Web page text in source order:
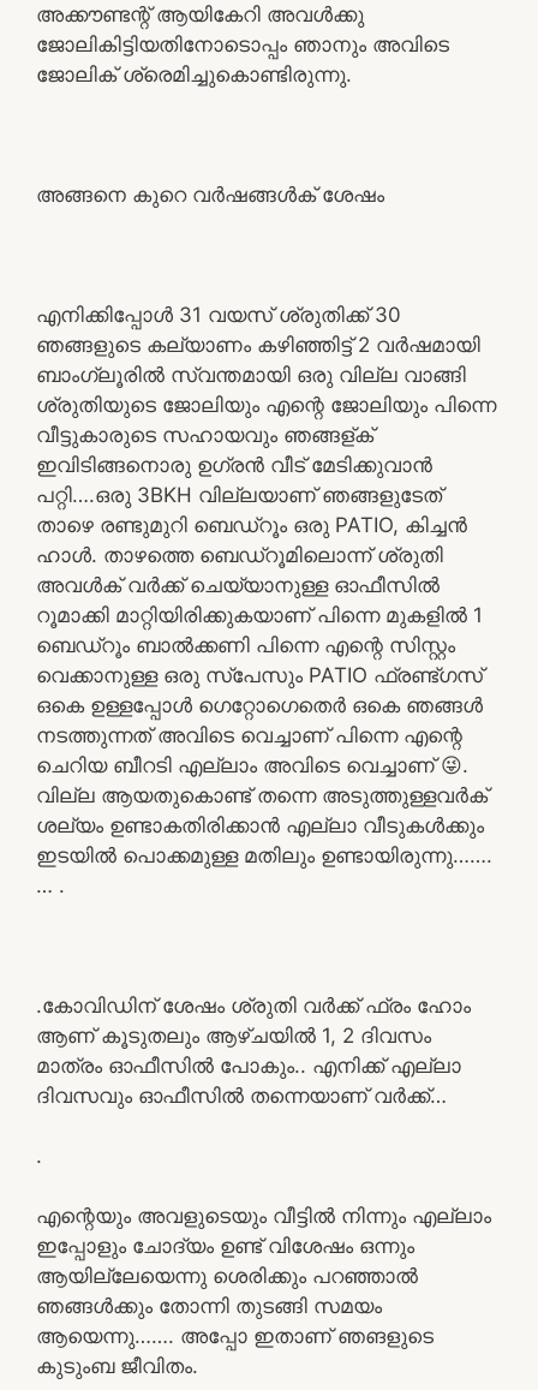
അക്കൗണ്ടന്റ് ആയികേറി അവൾക്കു
ജോലികിട്ടിയതിനോടൊപ്പം ഞാനും അവിടെ
ജോലിക് ശ്രെമിച്ചുകൊണ്ടിരുന്നു.
അങ്ങനെ കുറെ വർഷങ്ങൾക് ശേഷം
എനിക്കിപ്പോൾ 31 വയസ് ശ്രുതിക്ക് 30
ഞങ്ങളുടെ കല്യാണം കഴിഞ്ഞിട്ട് 2 വർഷമായി
ബാംഗ്ലൂരിൽ സ്വന്തമായി ഒരു വില്ല വാങ്ങി
ശ്രുതിയുടെ ജോലിയും എന്റെ ജോലിയും പിന്നെ
വീട്ടുകാരുടെ സഹായവും ഞങ്ങള്ക്
ഇവിടിങ്ങനൊരു ഉഗ്രൻ വീട് മേടിക്കുവാൻ
പറ്റി….ഒരു 3BKH വില്ലയാണ് ഞങ്ങളുടേത്
താഴെ രണ്ടുമുറി ബെഡ്‌റൂം ഒരു PATIO, കിച്ചൻ
ഹാൾ. താഴത്തെ ബെഡ്‌റൂമിലൊന്ന് ശ്രുതി
അവൾക് വർക്ക് ചെയ്യാനുള്ള ഓഫീസിൽ
റൂമാക്കി മാറ്റിയിരിക്കുകയാണ് പിന്നെ മുകളിൽ 1
ബെഡ്‌റൂം ബാൽക്കണി പിന്നെ എന്റെ സിസ്റ്റം
വെക്കാനുള്ള ഒരു സ്പേസും PATIO ഫ്രണ്ട്ഗസ്
ഒകെ ഉള്ളപ്പോൾ ഗെറ്റോഗെതെർ ഒകെ ഞങ്ങൾ
നടത്തുന്നത് അവിടെ വെച്ചാണ് പിന്നെ എന്റെ
ചെറിയ ബീറടി എല്ലാം അവിടെ വെച്ചാണ് 😜.
വില്ല ആയതുകൊണ്ട് തന്നെ അടുത്തുള്ളവർക്
ശല്യം ഉണ്ടാകതിരിക്കാൻ എല്ലാ വീടുകൾക്കും
ഇടയിൽ പൊക്കമുള്ള മതിലും ഉണ്ടായിരുന്നു…….
… .
.കോവിഡിന് ശേഷം ശ്രുതി വർക്ക് ഫ്രം ഹോം
ആണ് കൂടുതലും ആഴ്‌ചയിൽ 1, 2 ദിവസം
മാത്രം ഓഫീസിൽ പോകും.. എനിക്ക് എല്ലാ
ദിവസവും ഓഫീസിൽ തന്നെയാണ് വർക്ക്…
.
എന്റെയും അവളുടെയും വീട്ടിൽ നിന്നും എല്ലാം
ഇപ്പോളും ചോദ്യം ഉണ്ട് വിശേഷം ഒന്നും
ആയില്ലേയെന്നു ശെരിക്കും പറഞ്ഞാൽ
ഞങ്ങൾക്കും തോന്നി തുടങ്ങി സമയം
ആയെന്നു……. അപ്പോ ഇതാണ് ഞങളുടെ
കുടുംബ ജീവിതം.